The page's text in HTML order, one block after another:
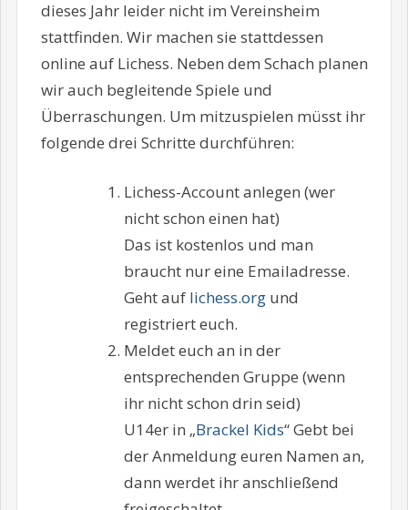
dieses Jahr leider nicht im Vereinsheim
stattfinden. Wir machen sie stattdessen
online auf Lichess. Neben dem Schach planen
wir auch begleitende Spiele und
Überraschungen. Um mitzuspielen müsst ihr
folgende drei Schritte durchführen:
Lichess-Account anlegen (wer
nicht schon einen hat)
Das ist kostenlos und man
braucht nur eine Emailadresse.
Geht auf lichess.orgund
registriert euch.
Meldet euch an in der
entsprechenden Gruppe (wenn
ihr nicht schon drin seid)
U14er in „Brackel Kids“ Gebt bei
der Anmeldung euren Namen an,
dann werdet ihr anschließend